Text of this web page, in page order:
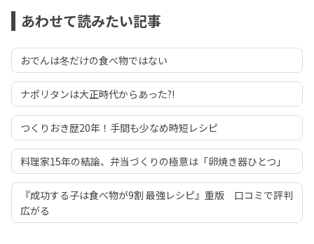
あわせて読みたい記事
おでんは冬だけの食べ物ではない
ナポリタンは大正時代からあった?!
つくりおき歴20年！手間も少なめ時短レシピ
料理家15年の結論、弁当づくりの極意は「卵焼き器ひとつ」
『成功する子は食べ物が9割 最強レシピ』重版 口コミで評判
広がる